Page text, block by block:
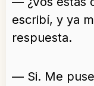
escribí, y ya
respuesta.
— Si. Me